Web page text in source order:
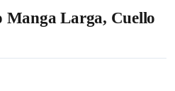
Manga Larga, Cuello